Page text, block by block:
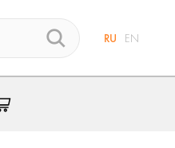
RU EN